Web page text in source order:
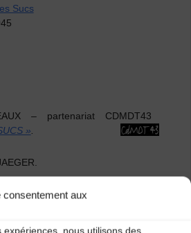
consentement aux
expériences, nous utilisons des
Sucs
– partenariat CDMDT43
»
Loisirs – 1 mardi sur 2 de 19h30 à
et tous âges.